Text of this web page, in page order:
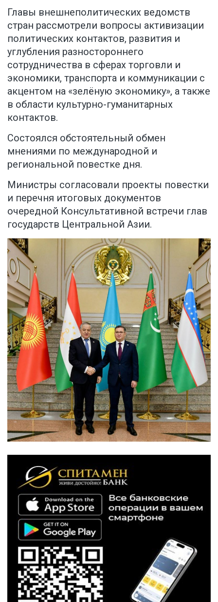
Главы внешнеполитических ведомств
стран рассмотрели вопросы активизации
политических контактов, развития и
углубления разностороннего
сотрудничества в сферах торговли и
экономики, транспорта и коммуникации с
акцентом на «зелёную экономику», а также
в области культурно-гуманитарных
контактов.
Состоялся обстоятельный обмен
мнениями по международной и
региональной повестке дня.
Министры согласовали проекты повестки
и перечня итоговых документов
очередной Консультативной встречи глав
государств Центральной Азии.